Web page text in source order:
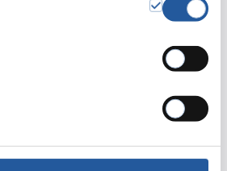
att köpa i webshopen. Vänligen